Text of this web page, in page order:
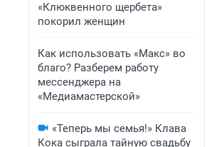
«Клюквенного щербета»
покорил женщин
Как использовать «Макс» во
благо? Разберем работу
мессенджера на
«Медиамастерской»
«Теперь мы семья!» Клава
Кока сыграла тайную свадьбу